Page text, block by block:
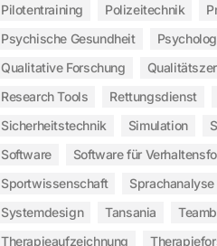
Pilotentraining
Polizeitechnik
Psychische Gesundheit
Qualitative Forschung
Research Tools
Rettungsdienst
Sicherheitstechnik
Simulation
Software
Software für
Sportwissenschaft
Sprachanalyse
Systemdesign
Tansania
Therapieaufzeichnung